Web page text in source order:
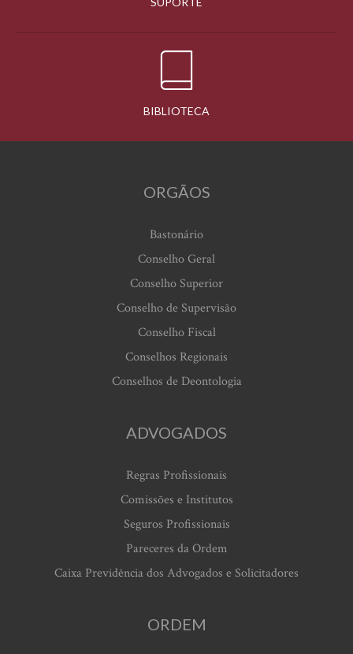
BIBLIOTECA
ORGÃOS
Bastonário
Conselho Geral
Conselho Superior
Conselho de Supervisão
Conselho Fiscal
Conselhos Regionais
Conselhos de Deontologia
ADVOGADOS
Regras Profissionais
Comissões e Institutos
Seguros Profissionais
Pareceres da Ordem
Caixa Previdência dos Advogados e Solicitadores
ORDEM